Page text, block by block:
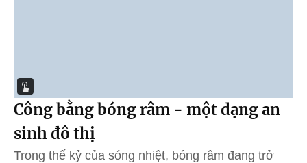
Công bằng bóng râm - một dạng an
sinh đô thị
Trong thế kỷ của sóng nhiệt, bóng râm đang trở